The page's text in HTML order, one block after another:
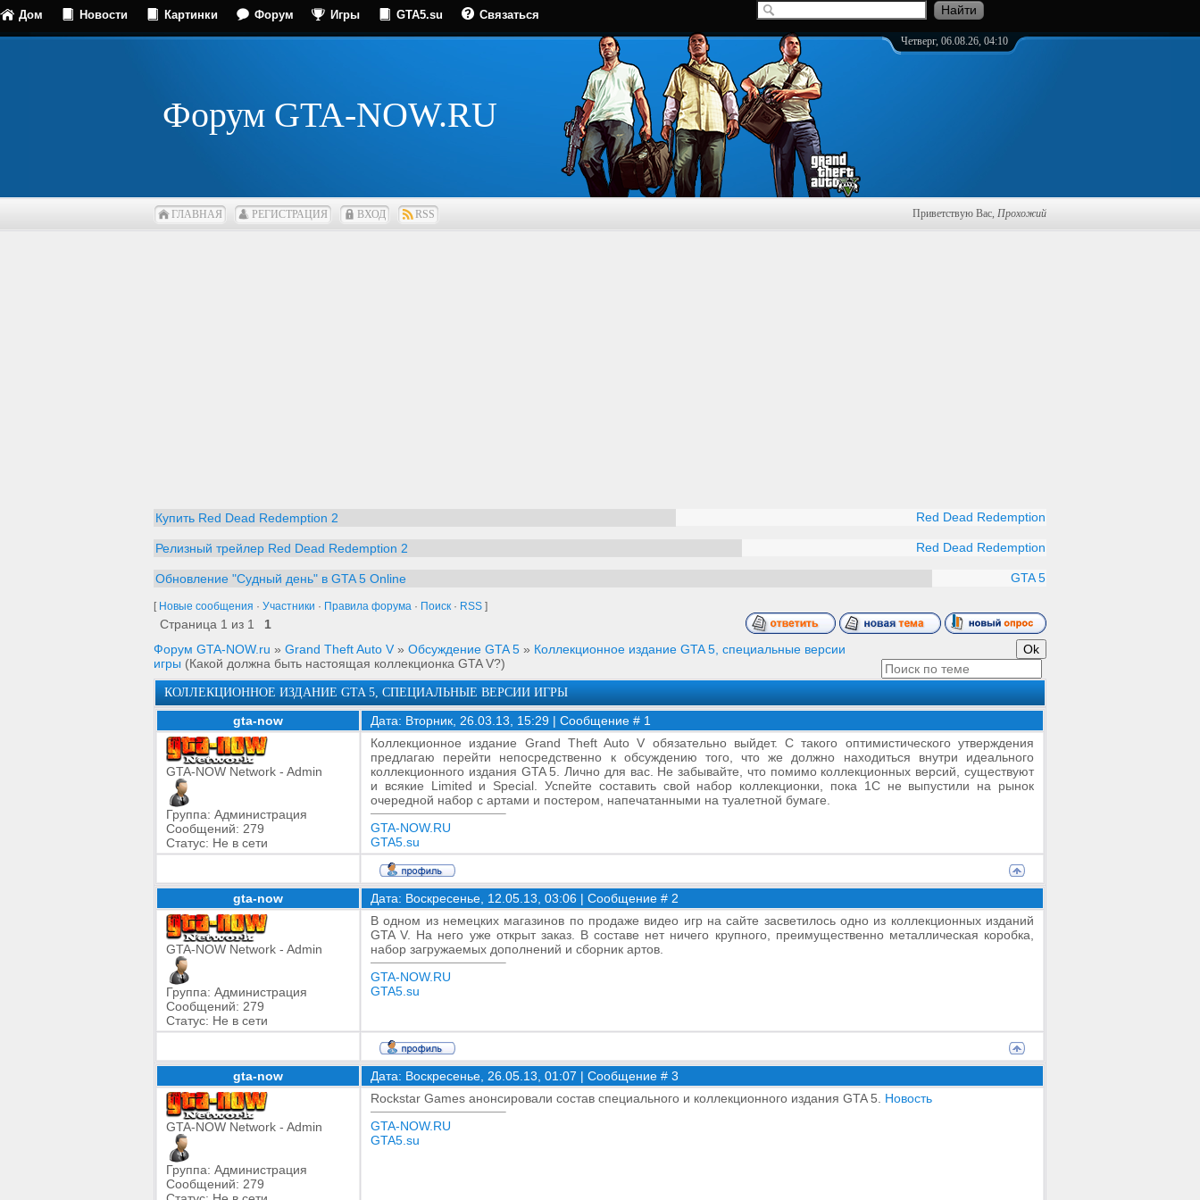
Дом Новости Картинки Форум Игры GTA5.su Связаться
Форум GTA-NOW.RU
Четверг, 06.08.26, 04:10
ГЛАВНАЯ РЕГИСТРАЦИЯ ВХОД RSS Приветствую Вас, Прохожий
Купить Red Dead Redemption 2 Red Dead Redemption
Релизный трейлер Red Dead Redemption 2 Red Dead Redemption
Обновление "Судный день" в GTA 5 Online GTA 5
[ Новые сообщения · Участники · Правила форума · Поиск · RSS ]
Страница 1 из 1
1
Форум GTA-NOW.ru » Grand Theft Auto V » Обсуждение GTA 5 » Коллекционное издание GTA 5, специальные версии
игры (Какой должна быть настоящая коллекционка GTA V?)
КОЛЛЕКЦИОННОЕ ИЗДАНИЕ GTA 5, СПЕЦИАЛЬНЫЕ ВЕРСИИ ИГРЫ
gta-now Дата: Вторник, 26.03.13, 15:29 | Сообщение # 1
GTA-NOW Network - Admin
Группа: Администрация
Сообщений: 279
Статус: Не в сети
Коллекционное издание Grand Theft Auto V обязательно выйдет. С такого оптимистического утверждения
предлагаю перейти непосредственно к обсуждению того, что же должно находиться внутри идеального
коллекционного издания GTA 5. Лично для вас. Не забывайте, что помимо коллекционных версий, существуют
и всякие Limited и Special. Успейте составить свой набор коллекционки, пока 1С не выпустили на рынок
очередной набор с артами и постером, напечатанными на туалетной бумаге.
GTA-NOW.RU
GTA5.su
gta-now Дата: Воскресенье, 12.05.13, 03:06 | Сообщение # 2
GTA-NOW Network - Admin
Группа: Администрация
Сообщений: 279
Статус: Не в сети
В одном из немецких магазинов по продаже видео игр на сайте засветилось одно из коллекционных изданий
GTA V. На него уже открыт заказ. В составе нет ничего крупного, преимущественно металлическая коробка,
набор загружаемых дополнений и сборник артов.
GTA-NOW.RU
GTA5.su
gta-now Дата: Воскресенье, 26.05.13, 01:07 | Сообщение # 3
GTA-NOW Network - Admin
Группа: Администрация
Сообщений: 279
Rockstar Games анонсировали состав специального и коллекционного издания GTA 5. Новость
GTA-NOW.RU
GTA5.su